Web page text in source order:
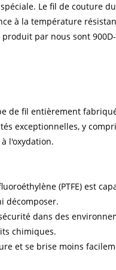
Le fil de couture
à la température
par nous sont 900D-
de fil entièrement
exceptionnelles, y
l'oxydation.
(PTFE) est
décomposer.
dans des
chimiques.
et se brise moins